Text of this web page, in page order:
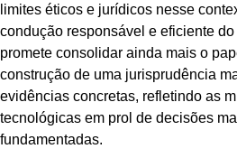
limites éticos e jurídicos nesse
condução responsável e eficiente
promete consolidar ainda mais o
construção de uma jurisprudência
evidências concretas, refletindo as
tecnológicas em prol de decisões
fundamentadas.